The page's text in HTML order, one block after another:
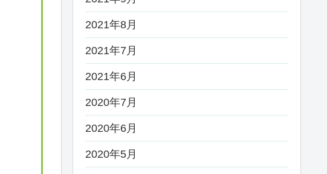
2021年8月
2021年7月
2021年6月
2020年7月
2020年6月
2020年5月